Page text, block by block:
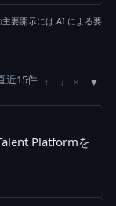
要開示には AI による要
近15件 ↑ ↓ ×
Platformを